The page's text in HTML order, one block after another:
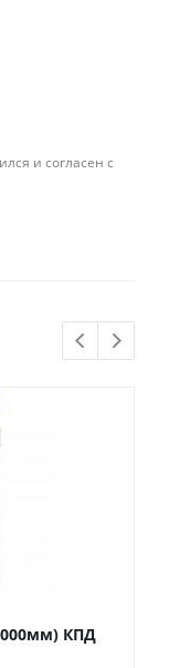
и согласен с
КПД